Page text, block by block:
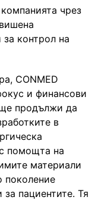
чрез
контрол на
CONMED
и финансови
продължи да
в
помощта на
материали
поколение
пациентите. Тя